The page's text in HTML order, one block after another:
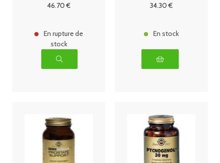
46.70€
En rupture de
stock
34.30 €
En stock